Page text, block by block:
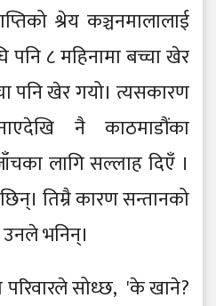
श्रेय कञ्चनमालालाई
पनि ८ महिनामा बच्चा खेर
पनि खेर गयो। त्यसकारण
नै काठमाडौंका
लागि सल्लाह दिएँ ।
तिम्रै कारण सन्तानको
भनिन्।
परिवारले सोध्छ, 'के खाने?